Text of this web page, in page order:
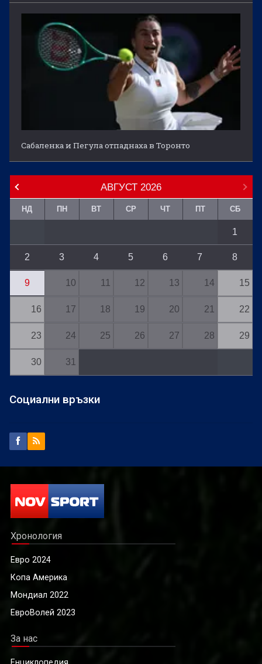
Сабаленка и Пегула отпаднаха в Торонто
АВГУСТ 2026
НД ПН ВТ СР ЧТ ПТ СБ
1
2 3 4 5 6 7 8
9 10 11 12 13 14 15
16 17 18 19 20 21 22
23 24 25 26 27 28 29
30 31
Социални връзки
Хронология
Евро 2024
Копа Америка
Мондиал 2022
ЕвроВолей 2023
За нас